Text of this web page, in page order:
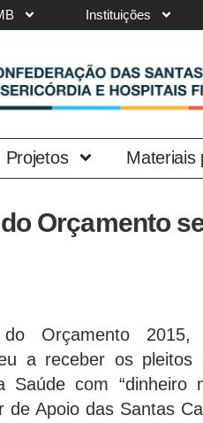
Instituições
Projetos Materiais
Orçamento
Orçamento 2015,
a receber os
Saúde com “dinheiro
de Apoio das Santas